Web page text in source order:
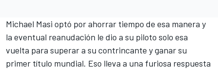
Michael Masi optó por ahorrar tiempo de esa manera y
la eventual reanudación le dio a su piloto solo esa
vuelta para superar a su contrincante y ganar su
primer título mundial. Eso lleva a una furiosa respuesta